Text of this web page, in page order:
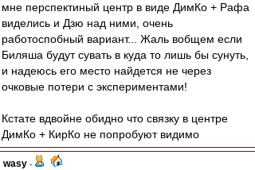
мне перспектиный центр в виде ДимКо + Рафа
виделись и Дзю над ними, очень
работоспобный вариант... Жаль вобщем если
Биляша будут сувать в куда то лишь бы сунуть,
и надеюсь его место найдется не через
очковые потери с экспериментами!
Кстате вдвойне обидно что связку в центре
ДимКо + КирКо не попробуют видимо
wasy -